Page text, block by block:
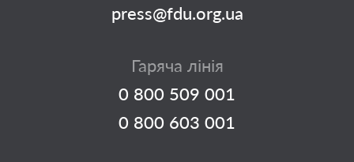
press@fdu.org.ua
Гаряча лінія
0 800 509 001
0 800 603 001